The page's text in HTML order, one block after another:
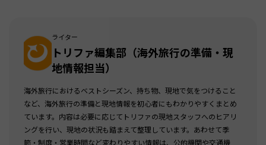
ライター
トリファ編集部（海外旅行の準備・現
地情報担当）
海外旅行におけるベストシーズン、持ち物、現地で気をつけること
など、海外旅行の準備と現地情報を初心者にもわかりやすくまとめ
ています。内容は必要に応じてトリファの現地スタッフへのヒアリ
ングを行い、現地の状況も踏まえて整理しています。あわせて季
節・制度・営業時間など変わりやすい情報は、公的機関や交通機